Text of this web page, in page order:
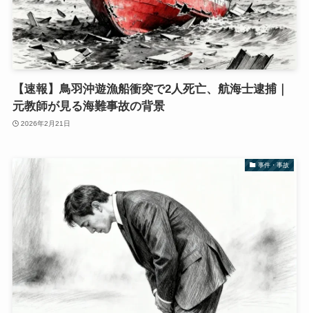
【速報】鳥羽沖遊漁船衝突で2人死亡、航海士逮捕｜
元教師が見る海難事故の背景
2026年2月21日
事件・事故